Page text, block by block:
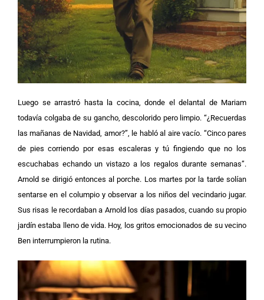
Luego se arrastró hasta la cocina, donde el delantal de Mariam
todavía colgaba de su gancho, descolorido pero limpio. “¿Recuerdas
las mañanas de Navidad, amor?”, le habló al aire vacío. “Cinco pares
de pies corriendo por esas escaleras y tú fingiendo que no los
escuchabas echando un vistazo a los regalos durante semanas”.
Arnold se dirigió entonces al porche. Los martes por la tarde solían
sentarse en el columpio y observar a los niños del vecindario jugar.
Sus risas le recordaban a Arnold los días pasados, cuando su propio
jardín estaba lleno de vida. Hoy, los gritos emocionados de su vecino
Ben interrumpieron la rutina.